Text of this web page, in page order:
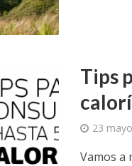
Tips
23
Vamos a